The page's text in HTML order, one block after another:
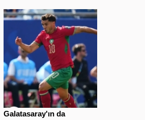
Galatasaray'ın da